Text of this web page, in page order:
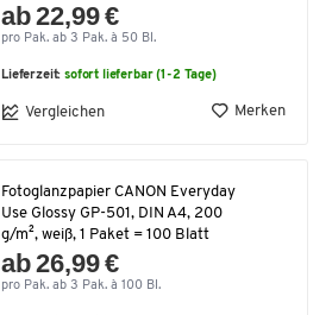
ab 22,99 €
pro Pak. ab 3 Pak. à 50 Bl.
Lieferzeit:sofort lieferbar (1-2 Tage)
Vergleichen Merken
Fotoglanzpapier CANON Everyday
Use Glossy GP-501, DIN A4, 200
g/m², weiß, 1 Paket = 100 Blatt
ab 26,99 €
pro Pak. ab 3 Pak. à 100 Bl.